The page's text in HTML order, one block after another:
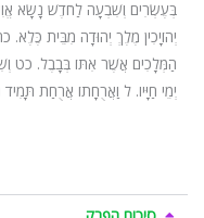
בְּעֶשְׂרִים וְשִׁבְעָה לַחֹדֶשׁ נָשָׂא
יְהוֹיָכִין מֶלֶךְ יְהוּדָה מִבֵּית כֶּלֶא.
הַמְּלָכִים אֲשֶׁר אִתּוֹ בְּבָבֶל. כט
יְמֵי חַיָּיו. ל וַאֲרֻחָתוֹ אֲרֻחַת תָּמִיד